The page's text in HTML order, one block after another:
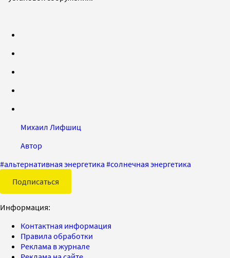
Михаил Лифшиц
Автор
#альтернативная энергетика #солнечная энергетика
Подписаться
Информация:
Контактная информация
Правила обработки
Реклама в журнале